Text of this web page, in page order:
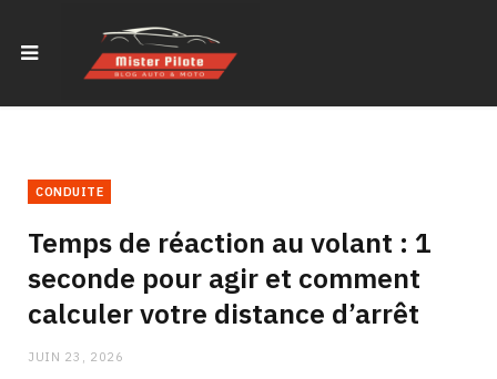
CONDUITE
Temps de réaction au volant : 1
seconde pour agir et comment
calculer votre distance d’arrêt
JUIN 23, 2026